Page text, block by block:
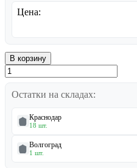
Цена:
В корзину
Остатки на складах:
Краснодар
18 шт.
Волгоград
1 шт.